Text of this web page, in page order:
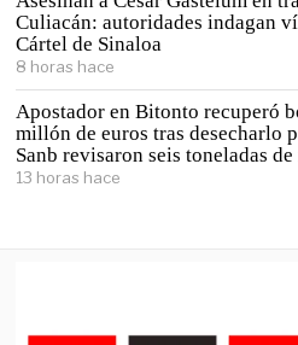
Culiacán: autoridades indagan
Cártel de Sinaloa
8 horas hace
Apostador en Bitonto recuperó
millón de euros tras desecharlo
Sanb revisaron seis toneladas
13 horas hace